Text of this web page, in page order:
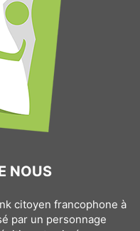
NOUS
citoyen francophone à
par un personnage